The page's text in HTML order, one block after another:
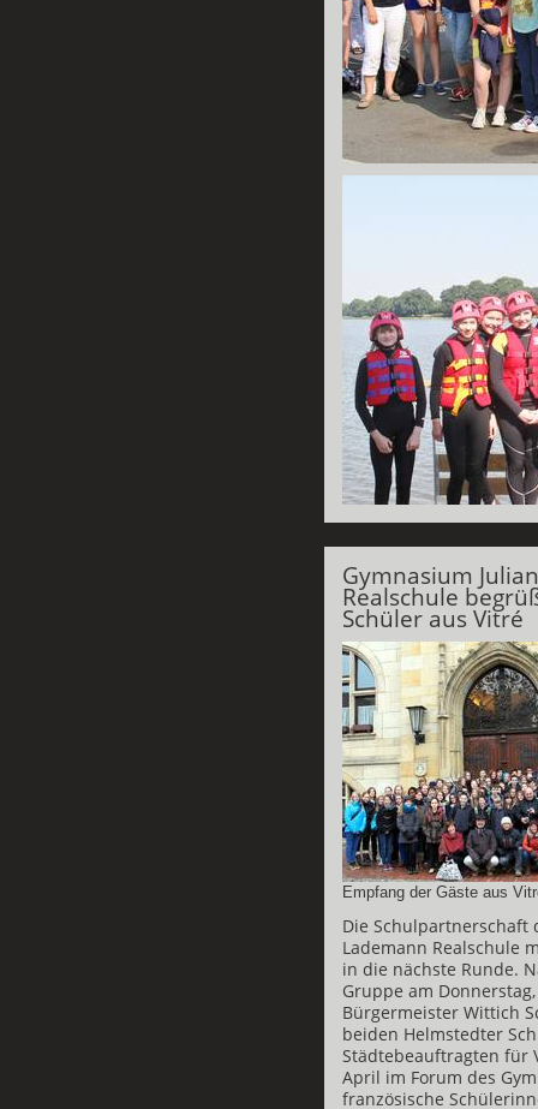
Gymnasium
Realschule
Schüler aus Vitré
Empfang der Gäste aus
Die Schulpartnerschaft
Lademann Realschule
in die nächste Runde.
Gruppe am
Bürgermeister Wittich
beiden Helmstedter
Städtebeauftragten für
April im Forum des
französische